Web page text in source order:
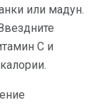
или мадун.
С и